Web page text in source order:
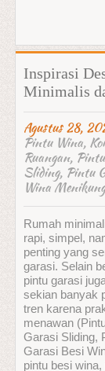
Inspirasi
Minimalis
Agustus 28,
Pintu Wina,
Ruangan,
Sliding, Pintu
Wina Menikung
Rumah
rapi, simpel,
penting yang
garasi. Selain
pintu garasi
sekian banyak
tren karena
menawan
Garasi Sliding,
Garasi Besi
pintu besi